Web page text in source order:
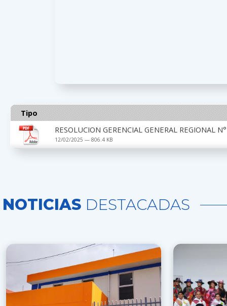
Tipo
RESOLUCION GERENCIAL GENERAL REGIONAL
12/02/2025 — 806.4 KB
NOTICIAS DESTACADAS